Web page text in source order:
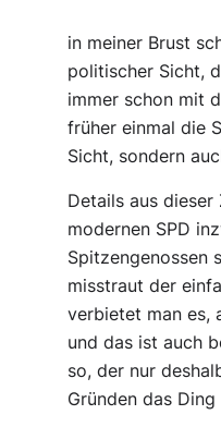
in meiner Brust
politischer Sicht,
immer schon mit
früher einmal die
Sicht, sondern
Details aus
modernen SPD
Spitzengenossen
misstraut der
verbietet man es,
und das ist auch
so, der nur
Gründen das